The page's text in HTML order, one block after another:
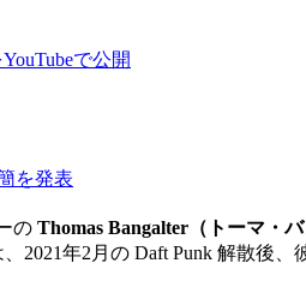
で公開
を発表
の Thomas Bangalter（トーマ・バ
2021年2月の Daft Punk 解散後、